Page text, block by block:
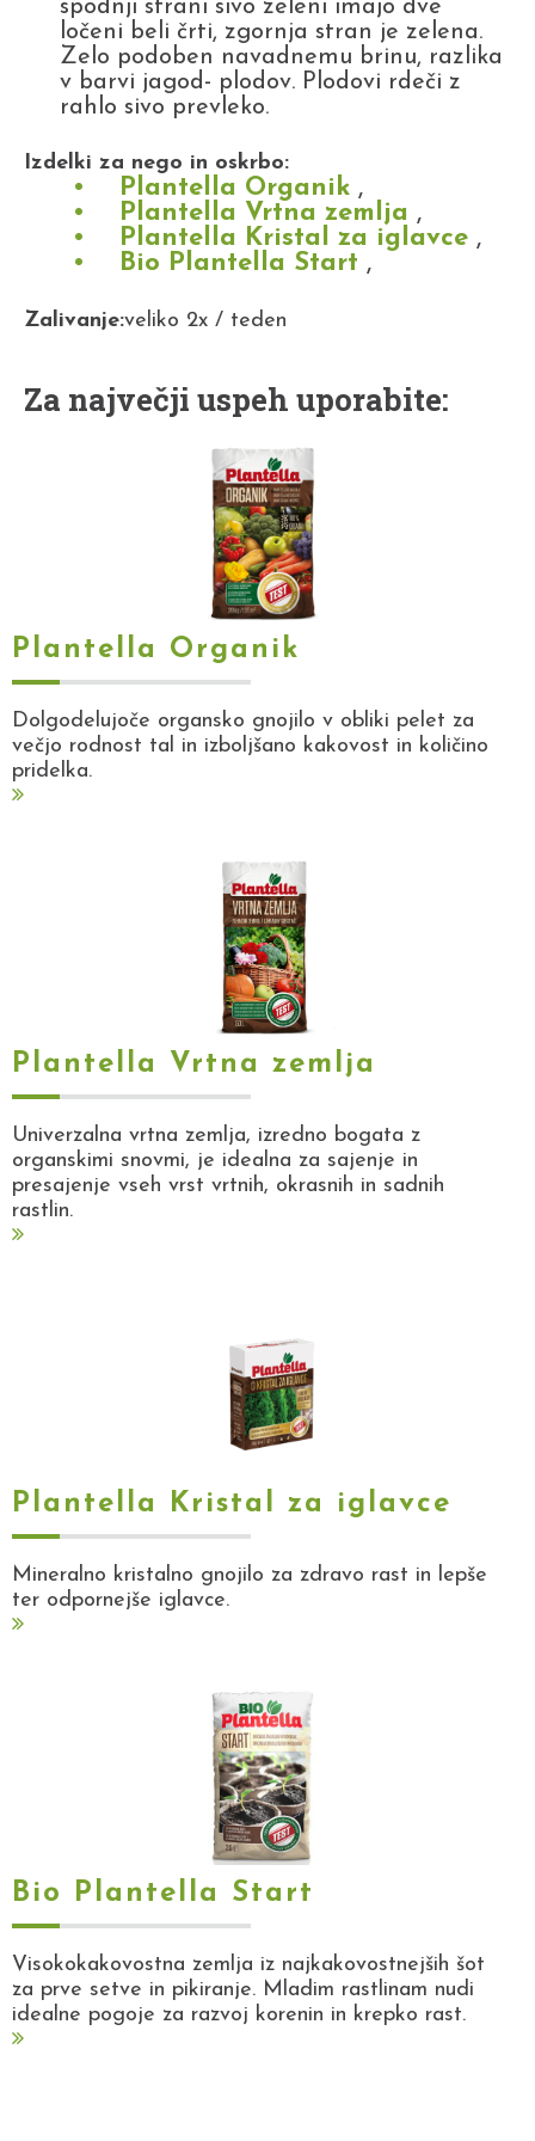
spodnji strani sivo zeleni imajo dve
ločeni beli črti, zgornja stran je zelena.
Zelo podoben navadnemu brinu, razlika
v barvi jagod- plodov. Plodovi rdeči z
rahlo sivo prevleko.
Izdelki za nego in oskrbo:
Plantella Organik ,
Plantella Vrtna zemlja ,
Plantella Kristal za iglavce ,
Bio Plantella Start ,
Zalivanje:veliko 2x / teden
Za največji uspeh uporabite:
Plantella Organik
Dolgodelujoče organsko gnojilo v obliki pelet za
večjo rodnost tal in izboljšano kakovost in količino
pridelka.
Plantella Vrtna zemlja
Univerzalna vrtna zemlja, izredno bogata z
organskimi snovmi, je idealna za sajenje in
presajenje vseh vrst vrtnih, okrasnih in sadnih
rastlin.
Plantella Kristal za iglavce
Mineralno kristalno gnojilo za zdravo rast in lepše
ter odpornejše iglavce.
Bio Plantella Start
Visokokakovostna zemlja iz najkakovostnejših šot
za prve setve in pikiranje. Mladim rastlinam nudi
idealne pogoje za razvoj korenin in krepko rast.